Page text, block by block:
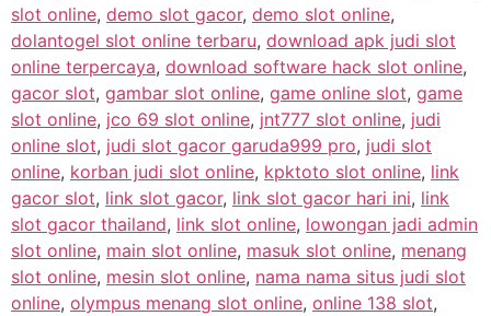
slot online, demo slot gacor, demo slot online,
dolantogel slot online terbaru, download apk judi slot
online terpercaya, download software hack slot online,
gacor slot, gambar slot online, game online slot, game
slot online, jco 69 slot online, jnt777 slot online, judi
online slot, judi slot gacor garuda999 pro, judi slot
online, korban judi slot online, kpktoto slot online, link
gacor slot, link slot gacor, link slot gacor hari ini, link
slot gacor thailand, link slot online, lowongan jadi admin
slot online, main slot online, masuk slot online, menang
slot online, mesin slot online, nama nama situs judi slot
online, olympus menang slot online, online 138 slot,